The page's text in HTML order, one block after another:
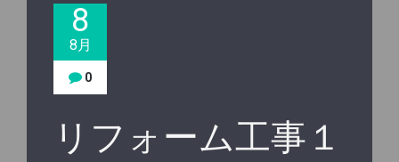
8
8月
0
リフォーム工事１